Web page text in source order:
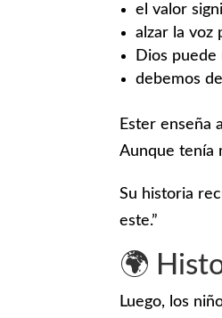
el valor
alzar la voz
Dios puede
debemos
Ester enseña
Aunque tenía
Su historia
este.”
🌍
Luego, los